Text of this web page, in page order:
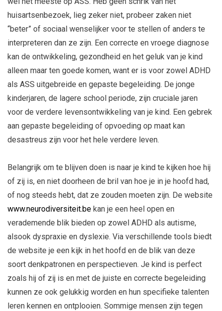
huisartsenbezoek, lieg zeker niet, probeer zaken niet
“beter” of sociaal wenselijker voor te stellen of anders te
interpreteren dan ze zijn. Een correcte en vroege diagnose
kan de ontwikkeling, gezondheid en het geluk van je kind
alleen maar ten goede komen, want er is voor zowel ADHD
als ASS uitgebreide en gepaste begeleiding. De jonge
kinderjaren, de lagere school periode, zijn cruciale jaren
voor de verdere levensontwikkeling van je kind. Een gebrek
aan gepaste begeleiding of opvoeding op maat kan
desastreus zijn voor het hele verdere leven.
Belangrijk om te blijven doen is naar je kind te kijken hoe hij
of zij is, en niet doorheen de bril van hoe je in je hoofd had,
of nog steeds hebt, dat ze zouden moeten zijn. De website
www.neurodiversiteit.be kan je een heel open en
verademende blik bieden op zowel ADHD als autisme,
alsook dyspraxie en dyslexie. Via verschillende tools biedt
de website je een kijk in het hoofd en de blik van deze
soort denkpatronen en perspectieven. Je kind is perfect
zoals hij of zij is en met de juiste en correcte begeleiding
kunnen ze ook gelukkig worden en hun specifieke talenten
leren kennen en ontplooien. Sommige mensen zijn tegen